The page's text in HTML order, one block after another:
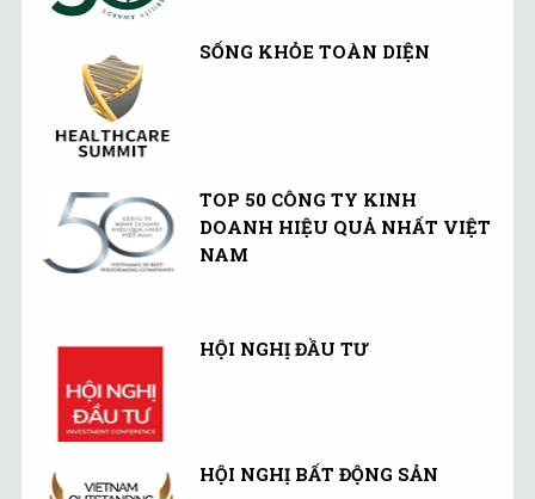
SỐNG KHỎE TOÀN DIỆN
TOP 50 CÔNG TY KINH
DOANH HIỆU QUẢ NHẤT VIỆT
NAM
HỘI NGHỊ ĐẦU TƯ
HỘI NGHỊ BẤT ĐỘNG SẢN